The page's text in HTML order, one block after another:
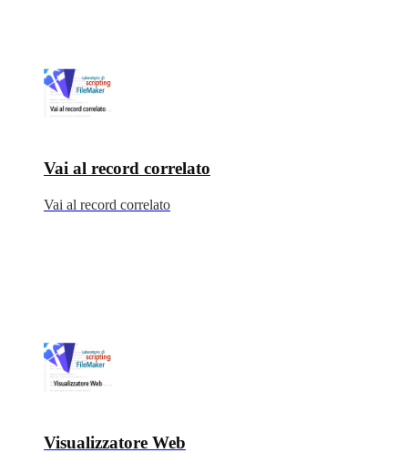
Vai al record correlato
Vai al record correlato
Visualizzatore Web